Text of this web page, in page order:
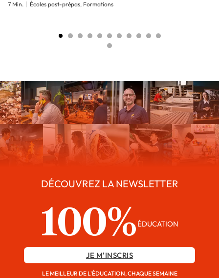
7 Min. Écoles post-prépas, Formations
DÉCOUVREZ LA NEWSLETTER
100% ÉDUCATION
JE M'INSCRIS
LE MEILLEUR DE L'ÉDUCATION, CHAQUE SEMAINE